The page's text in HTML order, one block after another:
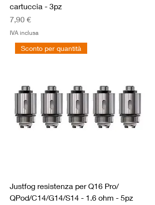
cartuccia - 3pz
Prezzo
7,90 €
IVA inclusa
Sconto per quantità
Justfog resistenza per Q16 Pro/
QPod/C14/G14/S14 - 1.6 ohm - 5pz